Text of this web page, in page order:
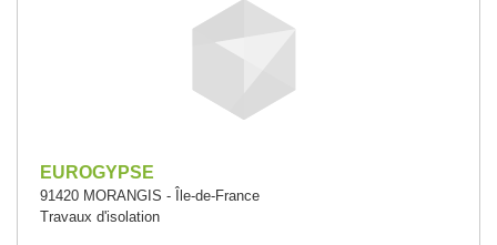
EUROGYPSE
91420 MORANGIS - Île-de-France
Travaux d'isolation